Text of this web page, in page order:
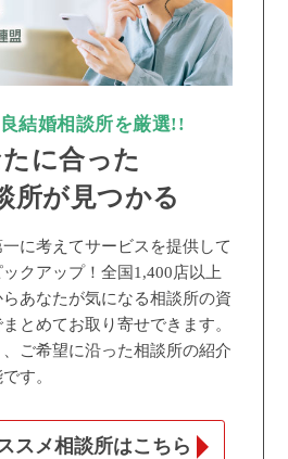
結婚相談所を厳選!!
に合った
所が見つかる
に考えてサービスを提供して
クアップ！全国1,400店以上
あなたが気になる相談所の資
とめてお取り寄せできます。
ご希望に沿った相談所の紹介
す。
スメ相談所はこちら